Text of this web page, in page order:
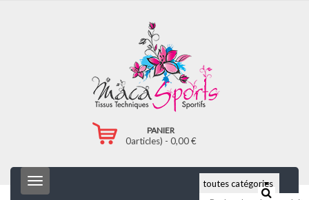
PANIER
0articles) - 0,00€
T
o